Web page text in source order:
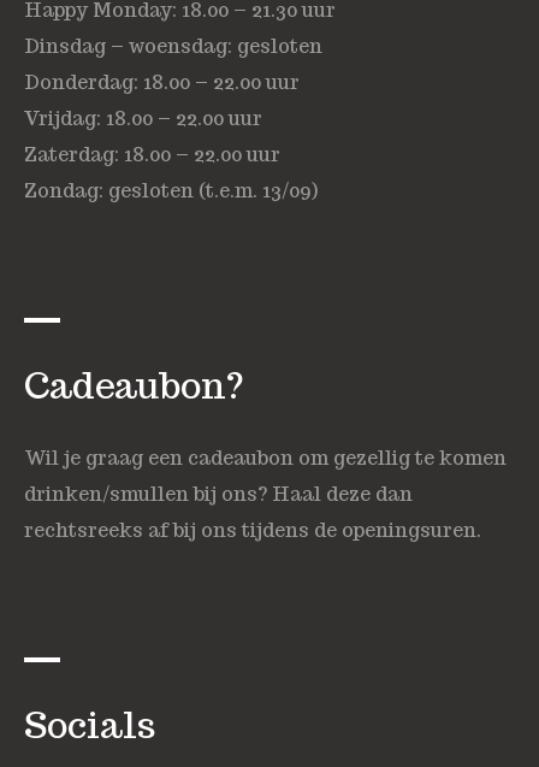
Happy Monday: 18.00 – 21.30 uur
Dinsdag – woensdag: gesloten
Donderdag: 18.00 – 22.00 uur
Vrijdag: 18.00 – 22.00 uur
Zaterdag: 18.00 – 22.00 uur
Zondag: gesloten (t.e.m. 13/09)
Cadeaubon?
Wil je graag een cadeaubon om gezellig te komen
drinken/smullen bij ons? Haal deze dan
rechtsreeks af bij ons tijdens de openingsuren.
Socials